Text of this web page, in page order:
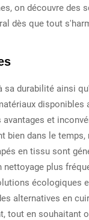
on découvre des
dès que tout
sa durabilité ainsi
disponibles
et
bien dans le
en tissu sont
plus
écologiques
alternatives en
tout en souhaitant